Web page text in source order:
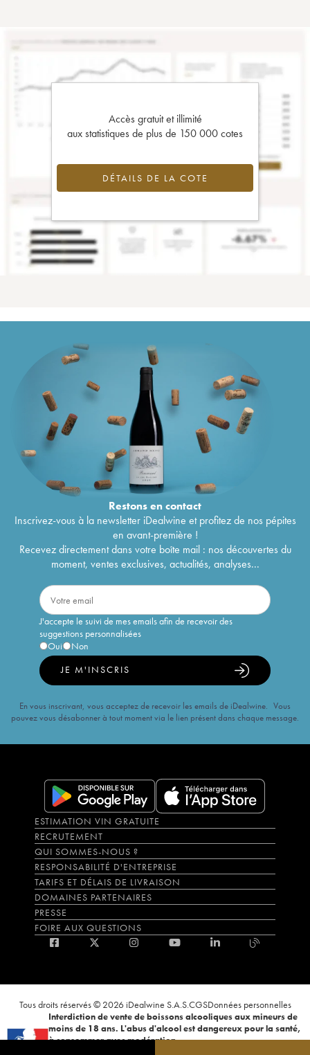
Accès gratuit et illimité
aux statistiques de plus de 150 000 cotes
DÉTAILS DE LA COTE
Restons encontact
Inscrivez-vous à la newsletter iDealwine et profitez de nos pépites
en avant-première !
Recevez directement dans votre boîte mail : nos découvertes du
moment, ventes exclusives, actualités, analyses...
J'accepte le suivi de mes emails afin de recevoir des
suggestions personnalisées
Oui
Non
JE M'INSCRIS
En vous inscrivant, vous acceptez de recevoir les emails de iDealwine. Vous
pouvez vous désabonner à tout moment via le lien présent dans chaque message.
ESTIMATION VIN GRATUITE
RECRUTEMENT
QUI SOMMES-NOUS ?
RESPONSABILITÉ D'ENTREPRISE
TARIFS ET DÉLAIS DE LIVRAISON
DOMAINES PARTENAIRES
PRESSE
FOIRE AUX QUESTIONS
Tous droits réservés © 2026 iDealwine S.A.S.CGSDonnées personnelles
Interdiction de vente de boissons alcooliques aux mineurs de
moins de 18 ans. L'abus d'alcool est dangereux pour la santé,
à consommer avec modération.